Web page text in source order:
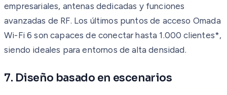
empresariales, antenas dedicadas y funciones
avanzadas de RF. Los últimos puntos de acceso Omada
Wi-Fi 6 son capaces de conectar hasta 1.000 clientes*,
siendo ideales para entornos de alta densidad.
7. Diseño basado en escenarios